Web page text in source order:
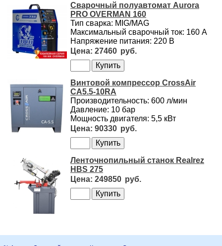
Сварочный полуавтомат Aurora
PRO OVERMAN 160
Тип сварка: MIG/MAG
Максимальный сварочный ток: 160 А
Напряжение питания: 220 В
27460
Винтовой компрессор CrossAir
CA5.5-10RA
Производительность: 600 л/мин
Давление: 10 бар
Мощность двигателя: 5,5 кВт
90330
Ленточнопильный станок Realrez
HBS 275
249850